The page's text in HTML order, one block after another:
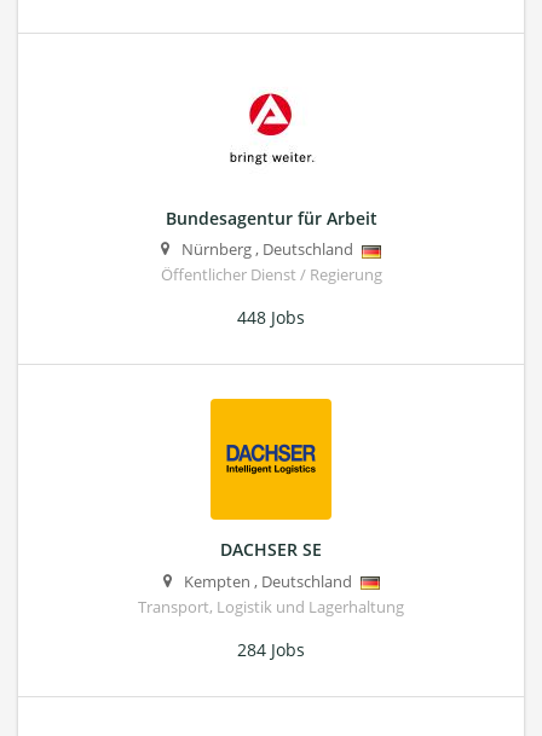
Bundesagentur für Arbeit
Nürnberg, Deutschland
Öffentlicher Dienst / Regierung
448 Jobs
DACHSER SE
Kempten , Deutschland
Transport, Logistik und Lagerhaltung
284 Jobs